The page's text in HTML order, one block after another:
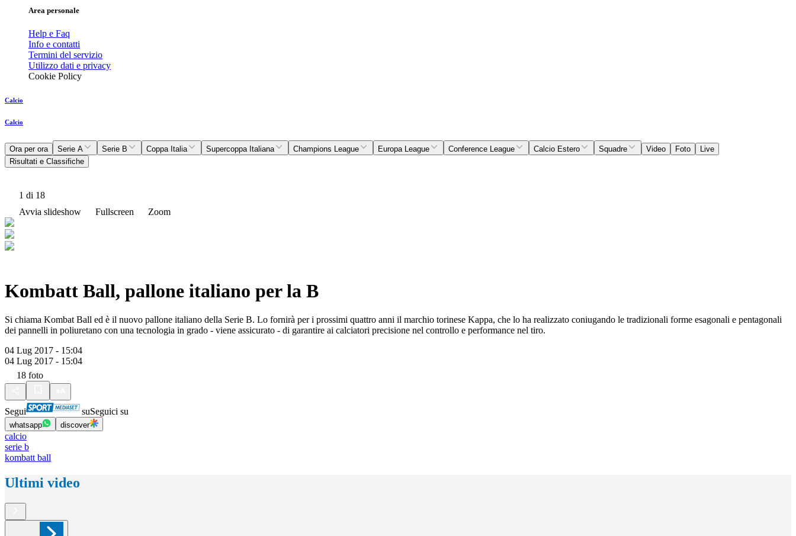
Area personale
Help e Faq
Info e contatti
Termini del servizio
Utilizzo dati e privacy
Cookie Policy
Calcio
Calcio
Ora per ora Serie A Serie B Coppa Italia Supercoppa Italiana Champions League Europa League Conference League Calcio Estero Squadre Video Foto
Live
Risultati e Classifiche
1 di 18
Avvia slideshow
Fullscreen Zoom
Kombatt Ball, pallone italiano per la B
Si chiama Kombat Ball ed è il nuovo pallone italiano della Serie B. Lo fornirà per i prossimi quattro anni il marchio torinese Kappa, che lo ha realizzato coniugando le tradizionali forme esagonali e pentagonali
dei pannelli in poliuretano con una tecnologia in grado - viene assicurato - di garantire ai calciatori precisione nel controllo e performance nel tiro.
04 Lug 2017 - 15:04
04 Lug 2017 - 15:04
18 foto
Segui suSeguici su
whatsapp discover
calcio
serie b
kombatt ball
Ultimi video